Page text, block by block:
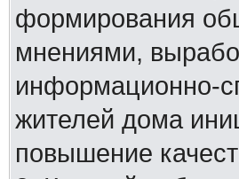
формирования
мнениями,
информационно-
жителей дома
повышение